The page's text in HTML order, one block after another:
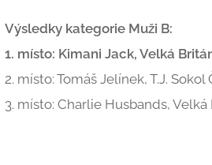
Výsledky kategorie Muži B:
1. místo: Kimani Jack, Velká
2. místo: Tomáš Jelínek, T.J.
3. místo: Charlie Husbands, Velká